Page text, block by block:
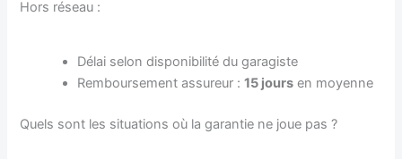
Hors réseau :
Délai selon disponibilité du garagiste
Remboursement assureur :15 jours en moyenne
Quels sont les situations où la garantie ne joue pas ?